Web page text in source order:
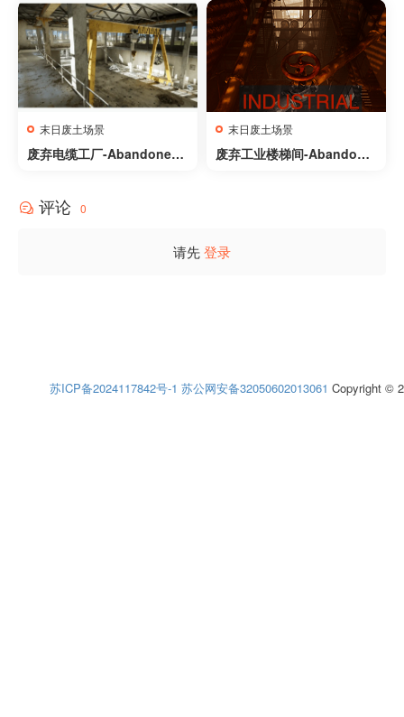
ay/Night Scene
末日废土场景
废弃电缆工厂-Abandoned
末日废土场景
废弃工业楼梯间-Abandone
评论 0
请先登录
苏ICP备2024117842号-1 苏公网安备32050602013061 Copyright ©